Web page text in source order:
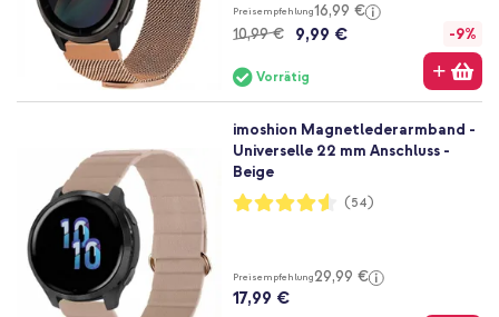
Preisempfehlung16,99 €
10,99 €
9,99 € -9%
Vorrätig
imoshion Magnetlederarmband -
Universelle 22 mm Anschluss -
Beige
Bewertung:
91%
(54)
Preisempfehlung29,99 €
17,99 €